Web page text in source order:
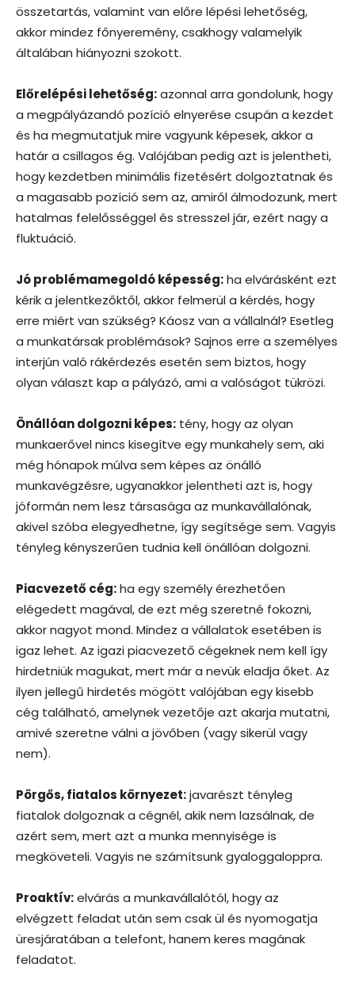
összetartás, valamint van előre lépési lehetőség,
akkor mindez főnyeremény, csakhogy valamelyik
általában hiányozni szokott.
Előrelépési lehetőség:azonnal arra gondolunk, hogy
a megpályázandó pozíció elnyerése csupán a kezdet
és ha megmutatjuk mire vagyunk képesek, akkor a
határ a csillagos ég. Valójában pedig azt is jelentheti,
hogy kezdetben minimális fizetésért dolgoztatnak és
a magasabb pozíció sem az, amiről álmodozunk, mert
hatalmas felelősséggel és stresszel jár, ezért nagy a
fluktuáció.
Jó problémamegoldó képesség:ha elvárásként ezt
kérik a jelentkezőktől, akkor felmerül a kérdés, hogy
erre miért van szükség? Káosz van a vállalnál? Esetleg
a munkatársak problémások? Sajnos erre a személyes
interjún való rákérdezés esetén sem biztos, hogy
olyan választ kap a pályázó, ami a valóságot tükrözi.
Önállóan dolgozni képes: tény, hogy az olyan
munkaerővel nincs kisegítve egy munkahely sem, aki
még hónapok múlva sem képes az önálló
munkavégzésre, ugyanakkor jelentheti azt is, hogy
jóformán nem lesz társasága az munkavállalónak,
akivel szóba elegyedhetne, így segítsége sem. Vagyis
tényleg kényszerűen tudnia kell önállóan dolgozni.
Piacvezető cég:ha egy személy érezhetően
elégedett magával, de ezt még szeretné fokozni,
akkor nagyot mond. Mindez a vállalatok esetében is
igaz lehet. Az igazi piacvezető cégeknek nem kell így
hirdetniük magukat, mert már a nevük eladja őket. Az
ilyen jellegű hirdetés mögött valójában egy kisebb
cég található, amelynek vezetője azt akarja mutatni,
amivé szeretne válni a jövőben (vagy sikerül vagy
nem).
Pörgős, fiatalos környezet:javarészt tényleg
fiatalok dolgoznak a cégnél, akik nem lazsálnak, de
azért sem, mert azt a munka mennyisége is
megköveteli. Vagyis ne számítsunk gyaloggaloppra.
Proaktív:elvárás a munkavállalótól, hogy az
elvégzett feladat után sem csak ül és nyomogatja
üresjáratában a telefont, hanem keres magának
feladatot.